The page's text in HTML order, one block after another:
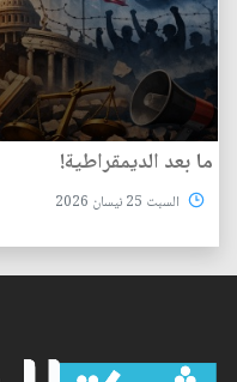
ما بعد الديمقراطية!
السبت 25 نيسان 2026